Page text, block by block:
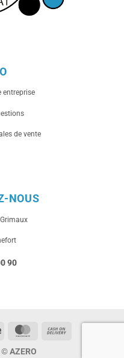
entreprise
de vente
NOUS
90
Stripe MasterCard
©AZERO